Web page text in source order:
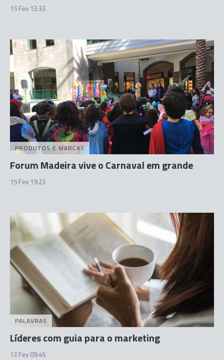
15 Fev 13:33
PRODUTOS E MARCAS
Forum Madeira vive o Carnaval em grande
15 Fev 19:23
PALAVRAS
Líderes com guia para o marketing
13 Fev 09:45